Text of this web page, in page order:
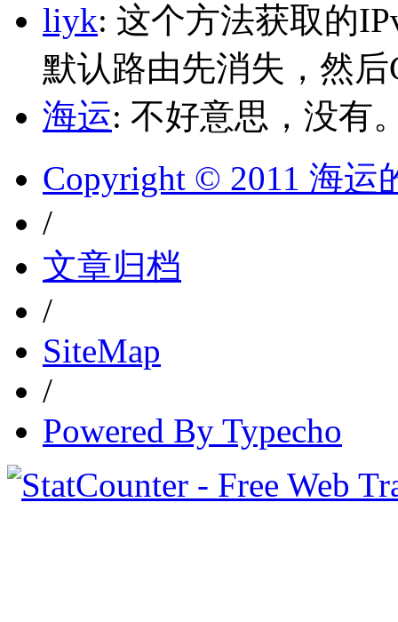
liyk: 这个方法获取的
默认路由先消失，然
海运: 不好意思，没有
Copyright © 2011 海运
/
文章归档
/
SiteMap
/
Powered By Typecho